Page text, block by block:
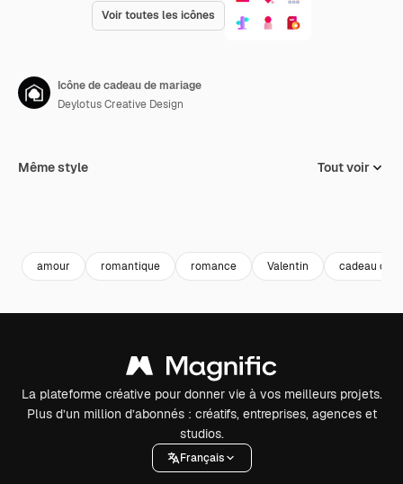
Voir toutes les icônes
Icône de cadeau de mariage
Deylotus Creative Design
Même style Tout voir
amour romantique romance Valentin cadeau de
La plateforme créative pour donner vie à vos meilleurs projets.
Plus d’un million d’abonnés : créatifs, entreprises, agences et
studios.
Français